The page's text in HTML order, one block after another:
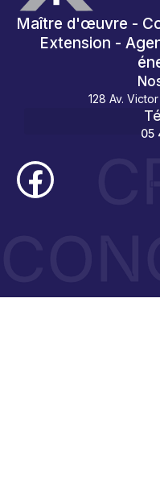
Maître d'œuvre -
Extension -
128 Av.
05